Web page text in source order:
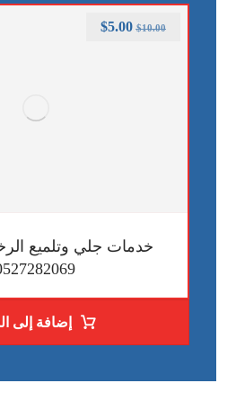
خدمات جلي وتلميع
$10.00
$5.00
إضافة إلى